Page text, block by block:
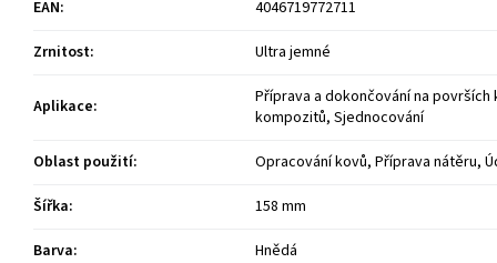
EAN:
4046719772711
Zrnitost: Ultra jemné
Aplikace:
Příprava a dokončování na
kompozitů, Sjednocování
Oblast použití:
Opracování kovů, Příprava nátěru,
Šířka:
158 mm
Barva:
Hnědá